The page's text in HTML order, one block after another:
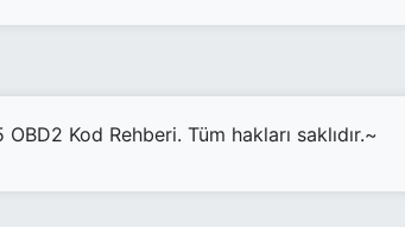
Kod Rehberi. Tüm hakları saklıdır.~